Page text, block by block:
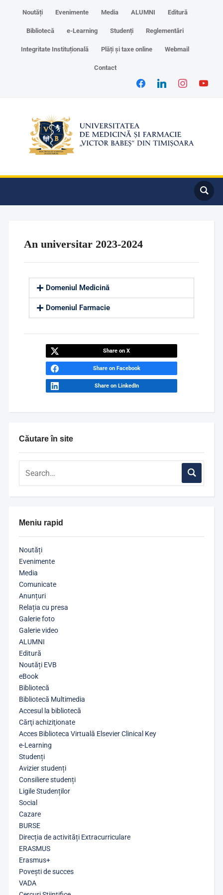
Noutăți Evenimente Media ALUMNI Editură
Bibliotecă e-Learning Studenți Reglementări
Integritate Instituțională Plăți și taxe online Webmail
Contact
Căutare în site
Meniu rapid
Noutăți
Evenimente
Media
Comunicate
Anunțuri
Relația cu presa
Galerie foto
Galerie video
ALUMNI
Editură
Noutăți EVB
eBook
Bibliotecă
Bibliotecă Multimedia
Accesul la bibliotecă
Cărţi achiziţionate
Acces Biblioteca Virtuală Elsevier Clinical Key
e-Learning
Studenți
Avizier studenți
Consiliere studenți
Ligile Studenților
Social
Cazare
BURSE
Direcția de activități Extracurriculare
ERASMUS
Erasmus+
Povești de succes
VADA
An universitar 2023-2024
Domeniul Medicină
Domeniul Farmacie
Share on X
Share on Facebook
Share on LinkedIn